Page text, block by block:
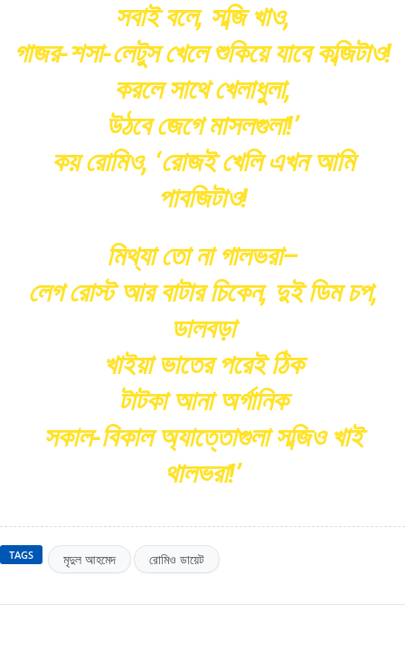
সবাই বলে, সব্জি খাও,
গাজর-শসা-লেটুস খেলে শুকিয়ে যাবে কব্জিটাও!
করলে সাথে খেলাধুলা,
উঠবে জেগে মাসলগুলা!’
কয় রোমিও, ‘রোজই খেলি এখন আমি
পাবজিটাও!
মিথ্যা তো না গালভরা–
লেগ রোস্ট আর বাটার চিকেন, দুই ডিম চপ,
ডালবড়া
খাইয়া ভাতের পরেই ঠিক
টাটকা আনা অর্গানিক
সকাল-বিকাল অ্যাত্তোগুলা সব্জিও খাই
থালভরা!’
TAGS মৃদুল আহমেদ রোমিও ডায়েট